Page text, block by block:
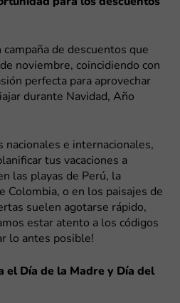
de descuentos que
noviembre, coincidiendo con
perfecta para aprovechar
durante Navidad, Año
nacionales e internacionales,
tus vacaciones a
las playas de Perú, la
Colombia, o en los paisajes de
suelen agotarse rápido,
estar atento a los códigos
lo antes posible!
el Día de la Madre y Día del